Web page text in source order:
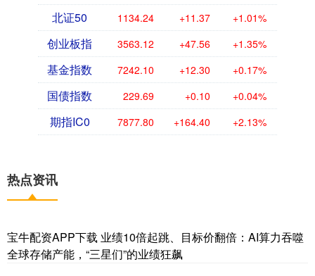
北证50 1134.24 +11.37 +1.01%
创业板指 3563.12 +47.56 +1.35%
基金指数 7242.10 +12.30 +0.17%
国债指数 229.69 +0.10 +0.04%
期指IC0 7877.80 +164.40 +2.13%
热点资讯
宝牛配资APP下载 业绩10倍起跳、目标价翻倍：AI算力吞噬
全球存储产能，“三星们”的业绩狂飙